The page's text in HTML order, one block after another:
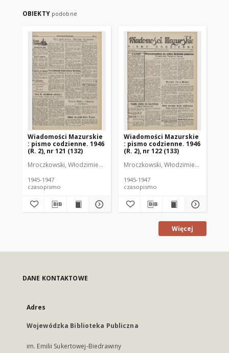
OBIEKTY podobne
Wiadomości Mazurskie
: pismo codzienne. 1946
(R. 2), nr 121 (132)
Mroczkowski, Włodzimierz (1902-1971). Redaktor
1945-1947
czasopismo
Wiadomości Mazurskie
: pismo codzienne. 1946
(R. 2), nr 122 (133)
Mroczkowski, Włodzimierz (1902-
1945-1947
czasopismo
Więcej
DANE KONTAKTOWE
Adres
Wojewódzka Biblioteka Publiczna
im. Emilii Sukertowej-Biedrawiny